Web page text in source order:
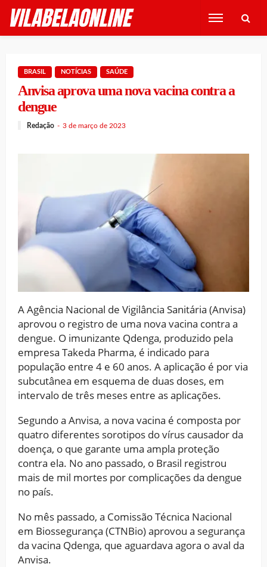
BRASIL NOTÍCIAS SAÚDE
Anvisa aprova uma nova vacina contra a
dengue
Redação 3 de março de 2023
A Agência Nacional de Vigilância Sanitária (Anvisa)
aprovou o registro de uma nova vacina contra a
dengue. O imunizante Qdenga, produzido pela
empresa Takeda Pharma, é indicado para
população entre 4 e 60 anos. A aplicação é por via
subcutânea em esquema de duas doses, em
intervalo de três meses entre as aplicações.
Segundo a Anvisa, a nova vacina é composta por
quatro diferentes sorotipos do vírus causador da
doença, o que garante uma ampla proteção
contra ela. No ano passado, o Brasil registrou
mais de mil mortes por complicações da dengue
no país.
No mês passado, a Comissão Técnica Nacional
em Biossegurança (CTNBio) aprovou a segurança
da vacina Qdenga, que aguardava agora o aval da
Anvisa.